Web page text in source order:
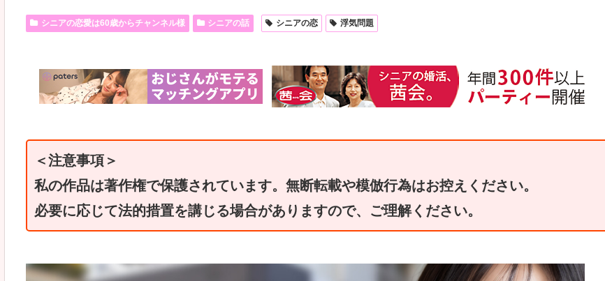
シニアの恋愛は60歳からチャンネル様 シニアの話 シニアの恋 浮気問題
＜注意事項＞
私の作品は著作権で保護されています。無断転載や模倣行為はお控えください。
必要に応じて法的措置を講じる場合がありますので、ご理解ください。